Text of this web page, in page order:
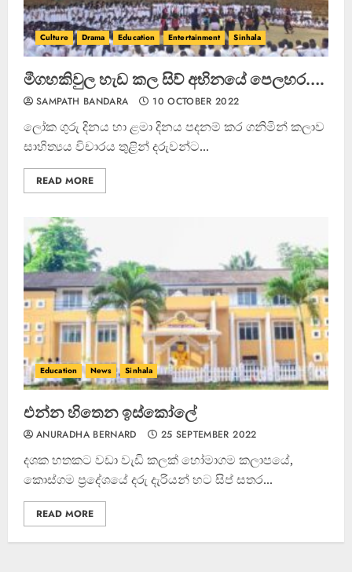
Culture Drama Education Entertainment Sinhala
මීගහකිවුල හැඩ කල සිව් අභිනයේ පෙලහර….
SAMPATH BANDARA 10 OCTOBER 2022
ලෝක ගුරු දිනය හා ළමා දිනය පදනම් කර ගනිමින් කලාව
සාහිත්‍යය විචාරය තුළින් දරුවන්ට...
READ MORE
Education News Sinhala
එන්න හිතෙන ඉස්කෝලේ
ANURADHA BERNARD 25 SEPTEMBER 2022
දශක හතකට වඩා වැඩි කලක් හෝමාගම කලාපයේ,
කොස්ගම ප්‍රදේශයේ දරු දැරියන් හට සිප් සතර...
READ MORE
3
4
ඌව පළාතේ දක්ෂතම ක්‍රීඩකයා
මීගහකිවුලන් බිහි වෙයි
22 OCTOBER 2022